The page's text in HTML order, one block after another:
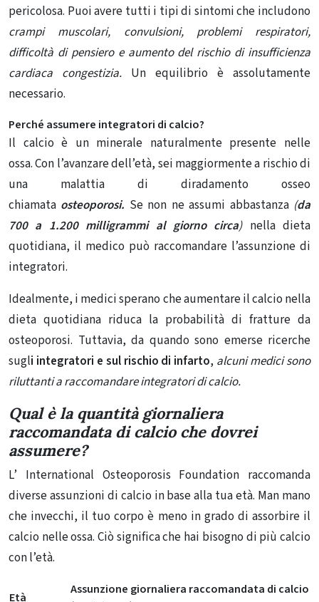
pericolosa. Puoi avere tutti i tipi di sintomi che includono
crampi muscolari, convulsioni, problemi respiratori,
difficoltà di pensiero e aumento del rischio di insufficienza
cardiaca congestizia. Un equilibrio è assolutamente
necessario.
Perché assumere integratori di calcio?
Il calcio è un minerale naturalmente presente nelle
ossa. Con l’avanzare dell’età, sei maggiormente a rischio di
una malattia di diradamento osseo
chiamata osteoporosi. Se non ne assumi abbastanza(da
700 a 1.200 milligrammi al giorno circa)nella dieta
quotidiana, il medico può raccomandare l’assunzione di
integratori.
Idealmente, i medici sperano che aumentare il calcio nella
dieta quotidiana riduca la probabilità di fratture da
osteoporosi. Tuttavia, da quando sono emerse ricerche
sugli integratori e sul rischio di infarto, alcuni medici sono
riluttanti a raccomandare integratori di calcio.
Qual è la quantità giornaliera
raccomandata di calcio che dovrei
assumere?
L’ International Osteoporosis Foundation raccomanda
diverse assunzioni di calcio in base alla tua età. Man mano
che invecchi, il tuo corpo è meno in grado di assorbire il
calcio nelle ossa. Ciò significa che hai bisogno di più calcio
con l’età.
Età
Assunzione giornaliera raccomandata di calcio